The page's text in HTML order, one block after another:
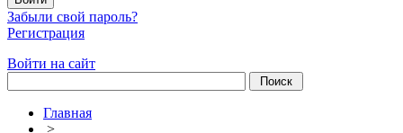
Забыли свой пароль?
Регистрация
Войти на сайт
Главная
>